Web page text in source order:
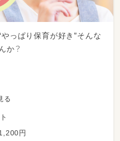
やっぱり保育が好き”そんな
か？
る
円